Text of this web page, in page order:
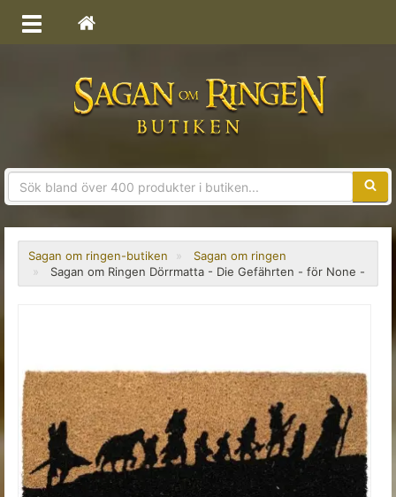
Sagan om ringen-butiken
Sagan om ringen
Sagan om Ringen Dörrmatta - Die Gefährten - för None -